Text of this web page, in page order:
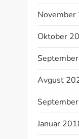
November
Oktober
Avgust
Januar